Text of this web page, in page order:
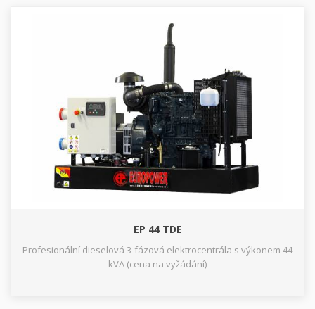
EP 44 TDE
Profesionální dieselová 3-fázová elektrocentrála s výkonem 44
kVA (cena na vyžádání)